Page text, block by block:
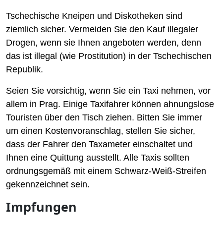
Tschechische Kneipen und Diskotheken sind
ziemlich sicher. Vermeiden Sie den Kauf illegaler
Drogen, wenn sie Ihnen angeboten werden, denn
das ist illegal (wie Prostitution) in der Tschechischen
Republik.
Seien Sie vorsichtig, wenn Sie ein Taxi nehmen, vor
allem in Prag. Einige Taxifahrer können ahnungslose
Touristen über den Tisch ziehen. Bitten Sie immer
um einen Kostenvoranschlag, stellen Sie sicher,
dass der Fahrer den Taxameter einschaltet und
Ihnen eine Quittung ausstellt. Alle Taxis sollten
ordnungsgemäß mit einem Schwarz-Weiß-Streifen
gekennzeichnet sein.
Impfungen